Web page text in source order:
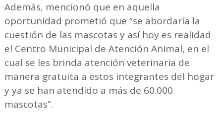
Además, mencionó que en aquella
oportunidad prometió que “se abordaría la
cuestión de las mascotas y así hoy es realidad
el Centro Municipal de Atención Animal, en el
cual se les brinda atención veterinaria de
manera gratuita a estos integrantes del hogar
y ya se han atendido a más de 60.000
mascotas”.